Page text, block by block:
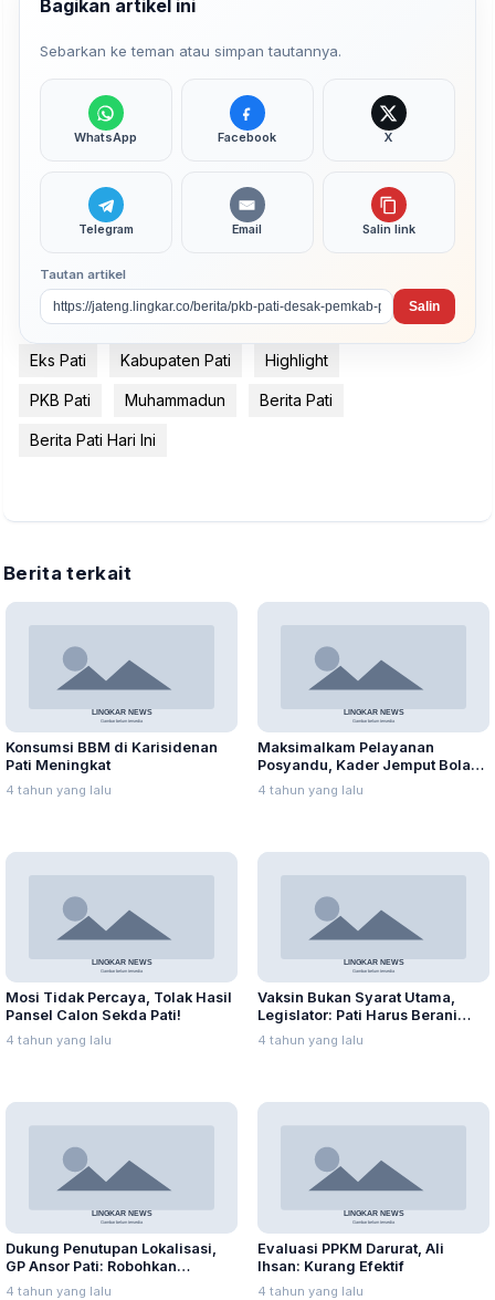
Bagikan artikel ini
Sebarkan ke teman atau simpan tautannya.
WhatsApp Facebook X
Telegram Email Salin link
Tautan artikel
Salin
Eks Pati Kabupaten Pati Highlight
PKB Pati Muhammadun Berita Pati
Berita Pati Hari Ini
Berita terkait
Konsumsi BBM di Karisidenan
Pati Meningkat
4 tahun yang lalu
Maksimalkam Pelayanan
Posyandu, Kader Jemput Bola
ke Rumah Warga
4 tahun yang lalu
Mosi Tidak Percaya, Tolak Hasil
Pansel Calon Sekda Pati!
4 tahun yang lalu
Vaksin Bukan Syarat Utama,
Legislator: Pati Harus Berani
Mulai PTM
4 tahun yang lalu
Dukung Penutupan Lokalisasi,
GP Ansor Pati: Robohkan
Bangunan di Lorok Indah!
4 tahun yang lalu
Evaluasi PPKM Darurat, Ali
Ihsan: Kurang Efektif
4 tahun yang lalu